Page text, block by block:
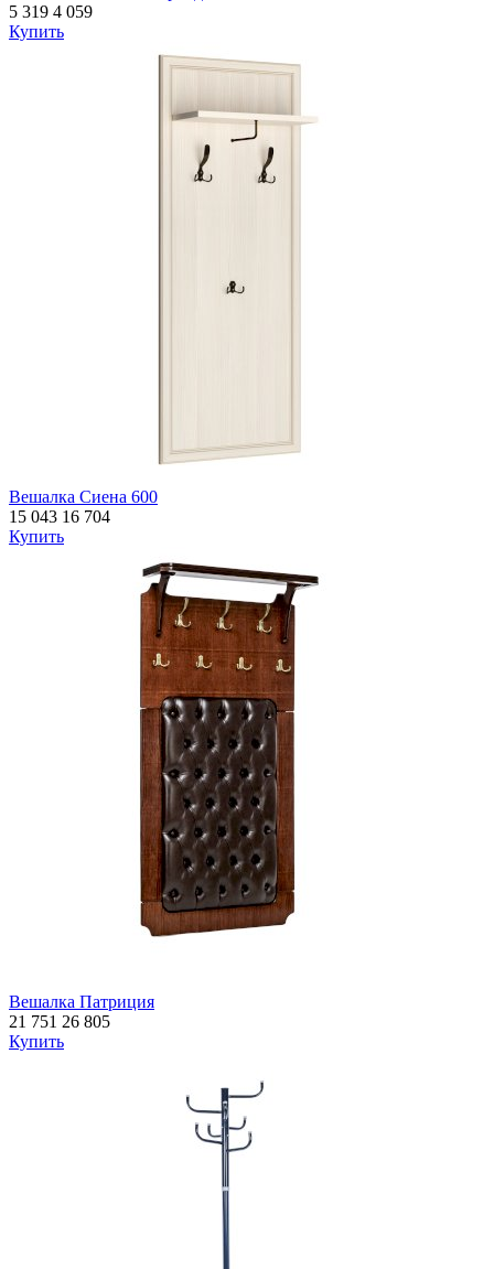
5 319 4 059
Купить
Вешалка Сиена 600
15 043 16 704
Купить
Вешалка Патриция
21 751 26 805
Купить